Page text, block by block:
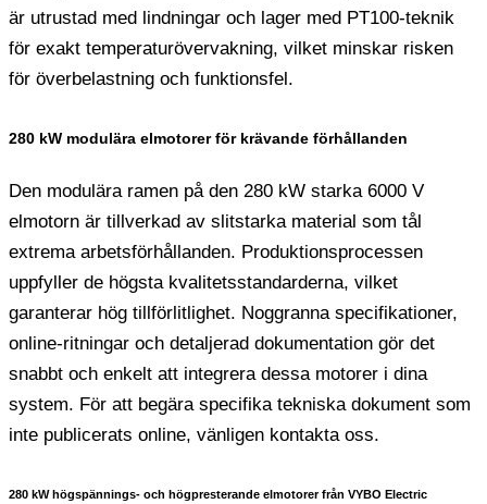
är utrustad med lindningar och lager med PT100-teknik
för exakt temperaturövervakning, vilket minskar risken
för överbelastning och funktionsfel.
280 kW modulära elmotorer för krävande förhållanden
Den modulära ramen på den 280 kW starka 6000 V
elmotorn är tillverkad av slitstarka material som tål
extrema arbetsförhållanden. Produktionsprocessen
uppfyller de högsta kvalitetsstandarderna, vilket
garanterar hög tillförlitlighet. Noggranna specifikationer,
online-ritningar och detaljerad dokumentation gör det
snabbt och enkelt att integrera dessa motorer i dina
system. För att begära specifika tekniska dokument som
inte publicerats online, vänligen kontakta oss.
280 kW högspännings- och högpresterande elmotorer från VYBO Electric